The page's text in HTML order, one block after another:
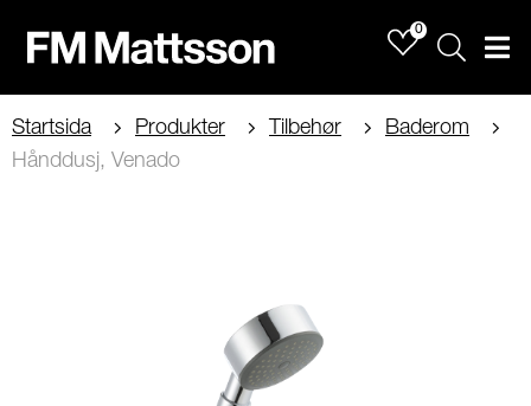
0
Sök
Startsida Produkter Tilbehør
Baderom
Hånddusj, Venado